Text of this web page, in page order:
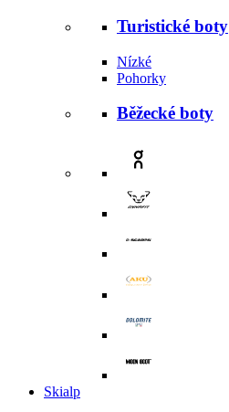
Turistické boty
Nízké
Pohorky
Běžecké boty
Skialp